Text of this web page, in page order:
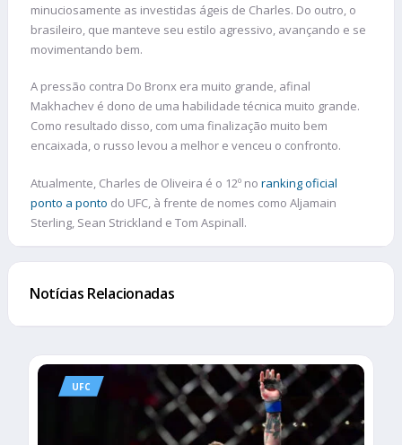
minuciosamente as investidas ágeis de Charles. Do outro, o
brasileiro, que manteve seu estilo agressivo, avançando e se
movimentando bem.
A pressão contra Do Bronx era muito grande, afinal
Makhachev é dono de uma habilidade técnica muito grande.
Como resultado disso, com uma finalização muito bem
encaixada, o russo levou a melhor e venceu o confronto.
Atualmente, Charles de Oliveira é o 12º no ranking oficial
ponto a ponto do UFC, à frente de nomes como Aljamain
Sterling, Sean Strickland e Tom Aspinall.
Notícias Relacionadas
UFC